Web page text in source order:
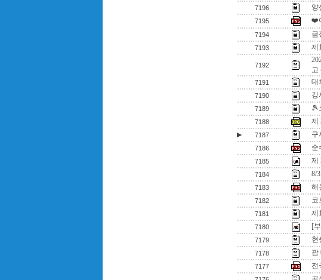
7196
양
7195
❤️
7194
금
7193
제
7192
고
7191 대
7190
강
7189
🎾
7188
제
▶
7187 구
7186
순
7185
제
7184
8/
7183
해
7182
코
7181
제
7180
[
7179
현
7178
괌
7177
전